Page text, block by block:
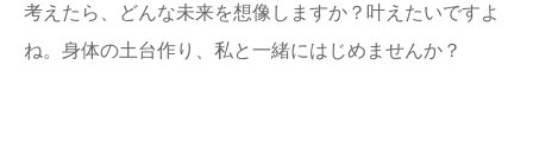
考えたら、どんな未来を想像しますか？叶えたいですよ
ね。身体の土台作り、私と一緒にはじめませんか？